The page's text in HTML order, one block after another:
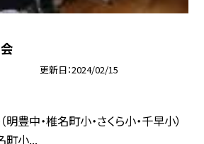
更新日 2024/02/15
豊中・椎名町小・さくら小・千早小）
町小...